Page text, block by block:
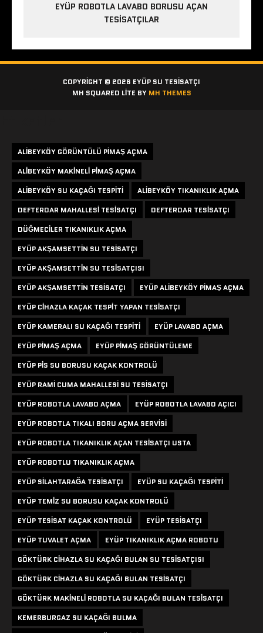
EYÜP ROBOTLA LAVABO BORUSU AÇAN
TESISATÇILAR
COPYRIGHT © 2026 EYÜP SU TESISATÇI
MH SQUARED LITE BY MH THEMES
ALIBEYKÖY GÖRÜNTÜLÜ PIMAŞ AÇMA
ALIBEYKÖY MAKINELI PIMAŞ AÇMA
ALIBEYKÖY SU KAÇAĞI TESPITI
ALIBEYKÖY TIKANIKLIK AÇMA
DEFTERDAR MAHALLESI TESISATÇI
DEFTERDAR TESISATÇI
DÜĞMECILER TIKANIKLIK AÇMA
EYÜP AKŞAMSETTIN SU TESISATÇI
EYÜP AKŞAMSETTIN SU TESISATÇISI
EYÜP AKŞAMSETTIN TESISATÇI
EYÜP ALIBEYKÖY PIMAŞ AÇMA
EYÜP CIHAZLA KAÇAK TESPIT YAPAN TESISATÇI
EYÜP KAMERALI SU KAÇAĞI TESPITI
EYÜP LAVABO AÇMA
EYÜP PIMAŞ AÇMA
EYÜP PIMAŞ GÖRÜNTÜLEME
EYÜP PIS SU BORUSU KAÇAK KONTROLÜ
EYÜP RAMI CUMA MAHALLESI SU TESISATÇI
EYÜP ROBOTLA LAVABO AÇMA
EYÜP ROBOTLA LAVABO AÇICI
EYÜP ROBOTLA TIKALI BORU AÇMA SERVISI
EYÜP ROBOTLA TIKANIKLIK AÇAN TESISATÇI USTA
EYÜP ROBOTLU TIKANIKLIK AÇMA
EYÜP SILAHTARAĞA TESISATÇI
EYÜP SU KAÇAĞI TESPITI
EYÜP TEMIZ SU BORUSU KAÇAK KONTROLÜ
EYÜP TESISAT KAÇAK KONTROLÜ
EYÜP TESISATÇI
EYÜP TUVALET AÇMA
EYÜP TIKANIKLIK AÇMA ROBOTU
GÖKTÜRK CIHAZLA SU KAÇAĞI BULAN SU TESISATÇISI
GÖKTÜRK CIHAZLA SU KAÇAĞI BULAN TESISATÇI
GÖKTÜRK MAKINELI ROBOTLA SU KAÇAĞI BULAN TESISATÇI
KEMERBURGAZ SU KAÇAĞI BULMA